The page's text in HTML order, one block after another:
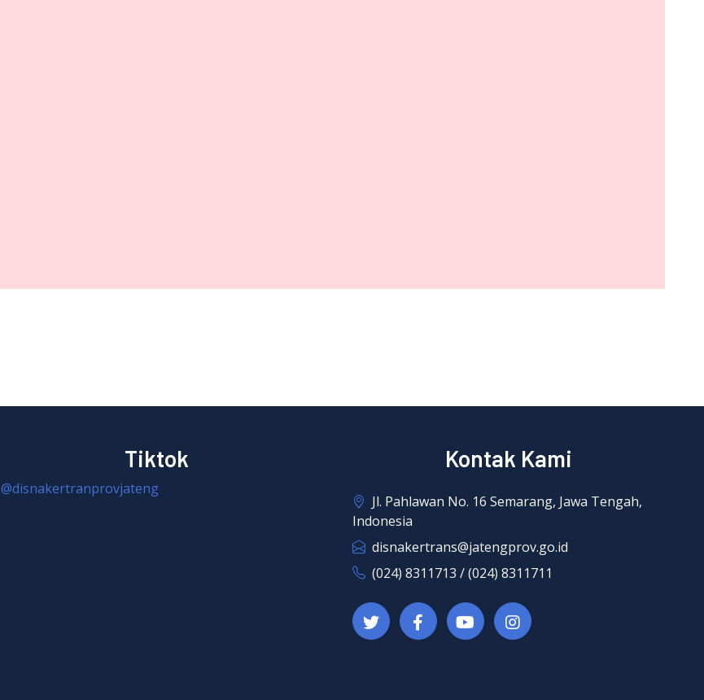
Tiktok
@disnakertranprovjateng
Kontak Kami
Jl. Pahlawan No. 16 Semarang, Jawa Tengah,
Indonesia
disnakertrans@jatengprov.go.id
(024) 8311713 / (024) 8311711